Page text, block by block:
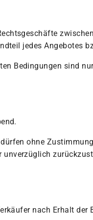
jedes Angebotes
Bedingungen sind
ohne
nach Erhalt